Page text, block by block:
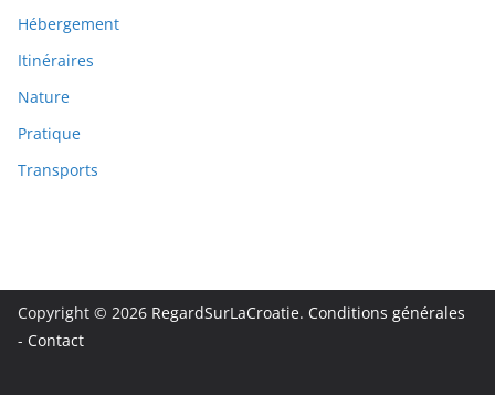
Hébergement
Itinéraires
Nature
Pratique
Transports
Copyright © 2026 RegardSurLaCroatie. Conditions générales
- Contact